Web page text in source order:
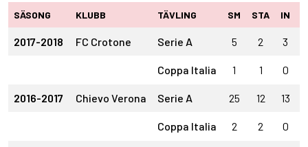
SÄSONG KLUBB TÄVLING SM STA IN
2017-2018 FC Crotone Serie A 5 2 3
Coppa Italia 1 1 0
2016-2017 Chievo Verona Serie A 25 12 13
Coppa Italia 2 2 0